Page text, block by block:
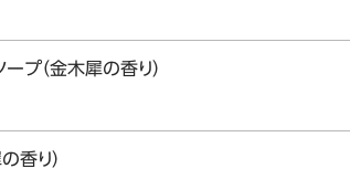
プ（金木犀の香り）
香り）